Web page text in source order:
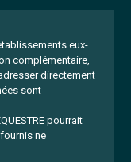
eux-
complémentaire,
directement
sont
pourrait
ne